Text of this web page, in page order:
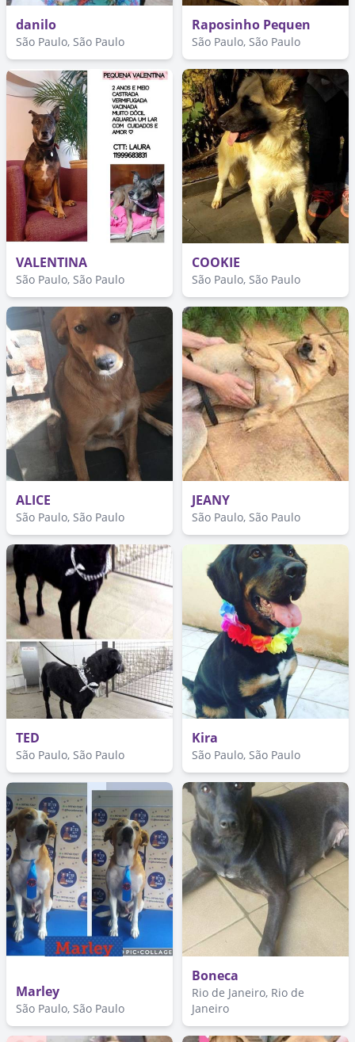
danilo
São Paulo, São Paulo
Raposinho Pequen
São Paulo, São Paulo
VALENTINA
São Paulo, São Paulo
COOKIE
São Paulo, São Paulo
ALICE
São Paulo, São Paulo
JEANY
São Paulo, São Paulo
TED
São Paulo, São Paulo
Kira
São Paulo, São Paulo
Marley
São Paulo, São Paulo
Boneca
Rio de Janeiro, Rio de
Janeiro